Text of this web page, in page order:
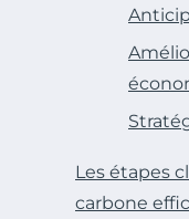
Les étapes
carbone